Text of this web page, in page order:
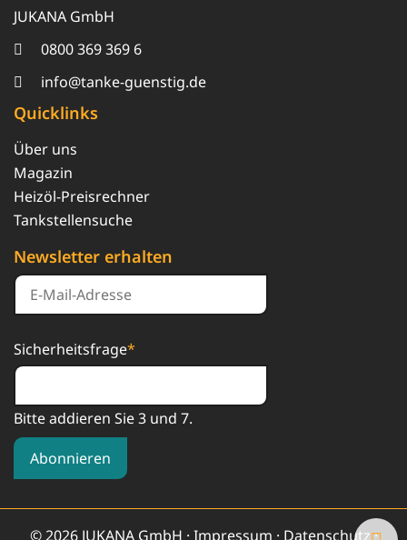
JUKANA GmbH
0800 369 369 6
info@tanke-guenstig.de
Quicklinks
Über uns
Magazin
Heizöl-Preisrechner
Tankstellensuche
Newsletter erhalten
Sicherheitsfrage*
Bitte addieren Sie 3 und 7.
Abonnieren
© 2026 JUKANA GmbH · Impressum · Datenschutz·